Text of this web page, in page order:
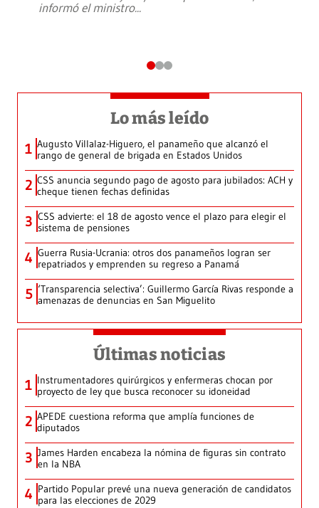
informó el ministro...
Lo más leído
1 Augusto Villalaz-Higuero, el panameño que alcanzó el
rango de general de brigada en Estados Unidos
2 CSS anuncia segundo pago de agosto para jubilados: ACH y
cheque tienen fechas definidas
3 CSS advierte: el 18 de agosto vence el plazo para elegir el
sistema de pensiones
4 Guerra Rusia-Ucrania: otros dos panameños logran ser
repatriados y emprenden su regreso a Panamá
5 ‘Transparencia selectiva’: Guillermo García Rivas responde a
amenazas de denuncias en San Miguelito
Últimas noticias
1 Instrumentadores quirúrgicos y enfermeras chocan por
proyecto de ley que busca reconocer su idoneidad
2 APEDE cuestiona reforma que amplía funciones de
diputados
3 James Harden encabeza la nómina de figuras sin contrato
en la NBA
4 Partido Popular prevé una nueva generación de candidatos
para las elecciones de 2029